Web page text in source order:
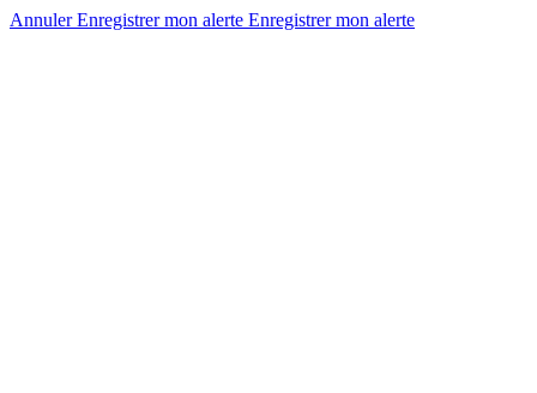
AnnulerEnregistrer mon alerte Enregistrermon alerte